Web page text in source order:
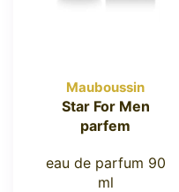
Mauboussin
Star For Men
parfem
eau de parfum 90
ml